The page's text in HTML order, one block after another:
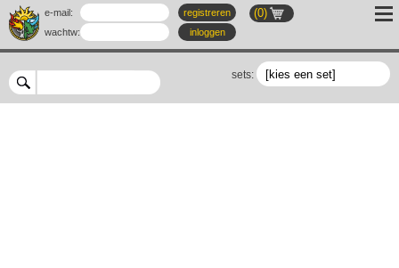
(0)
e-mail:
registreren
wachtw: inloggen
sets: